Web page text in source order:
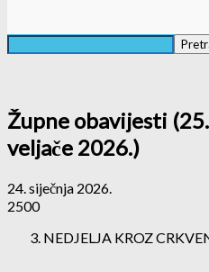
Župne obavijesti
veljače 2026.)
24. siječnja 2026.
2500
NEDJELJA KROZ